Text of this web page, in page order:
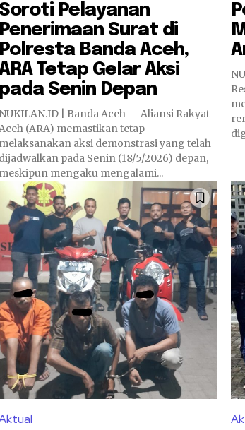
Soroti Pelayanan
Penerimaan Surat di
Polresta Banda Aceh,
Tetap Gelar Aksi
pada Senin Depan
NUKILAN.ID | Banda Aceh — Aliansi Rakyat
(ARA) memastikan tetap
melaksanakan aksi demonstrasi yang telah
dijadwalkan pada Senin (18/5/2026) depan,
meskipun mengaku mengalami...